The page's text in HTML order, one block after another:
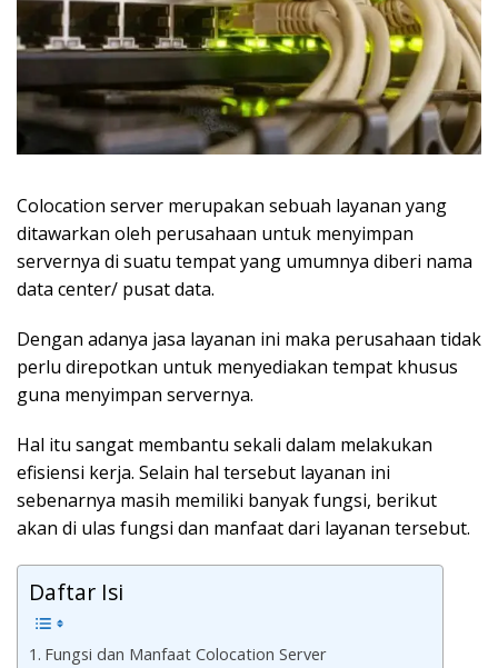
Colocation server merupakan sebuah layanan yang
ditawarkan oleh perusahaan untuk menyimpan
servernya di suatu tempat yang umumnya diberi nama
data center/ pusat data.
Dengan adanya jasa layanan ini maka perusahaan tidak
perlu direpotkan untuk menyediakan tempat khusus
guna menyimpan servernya.
Hal itu sangat membantu sekali dalam melakukan
efisiensi kerja. Selain hal tersebut layanan ini
sebenarnya masih memiliki banyak fungsi, berikut
akan di ulas fungsi dan manfaat dari layanan tersebut.
Daftar Isi
Fungsi dan Manfaat Colocation Server